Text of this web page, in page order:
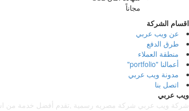
مجاناً
اقسام الشركة
عن ويب عربي
طرق الدفع
منطقة العملاء
أعمالنا "portfolio"
مدونة ويب عربي
اتصل بنا
ويب عربي
شركة ويب عربي شركة مصريه رسمية ,تقدم أفضل خدمة من